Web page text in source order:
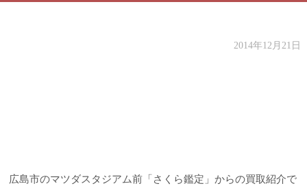
2014年12月21日
広島市のマツダスタジアム前「さくら鑑定」からの買取紹介で